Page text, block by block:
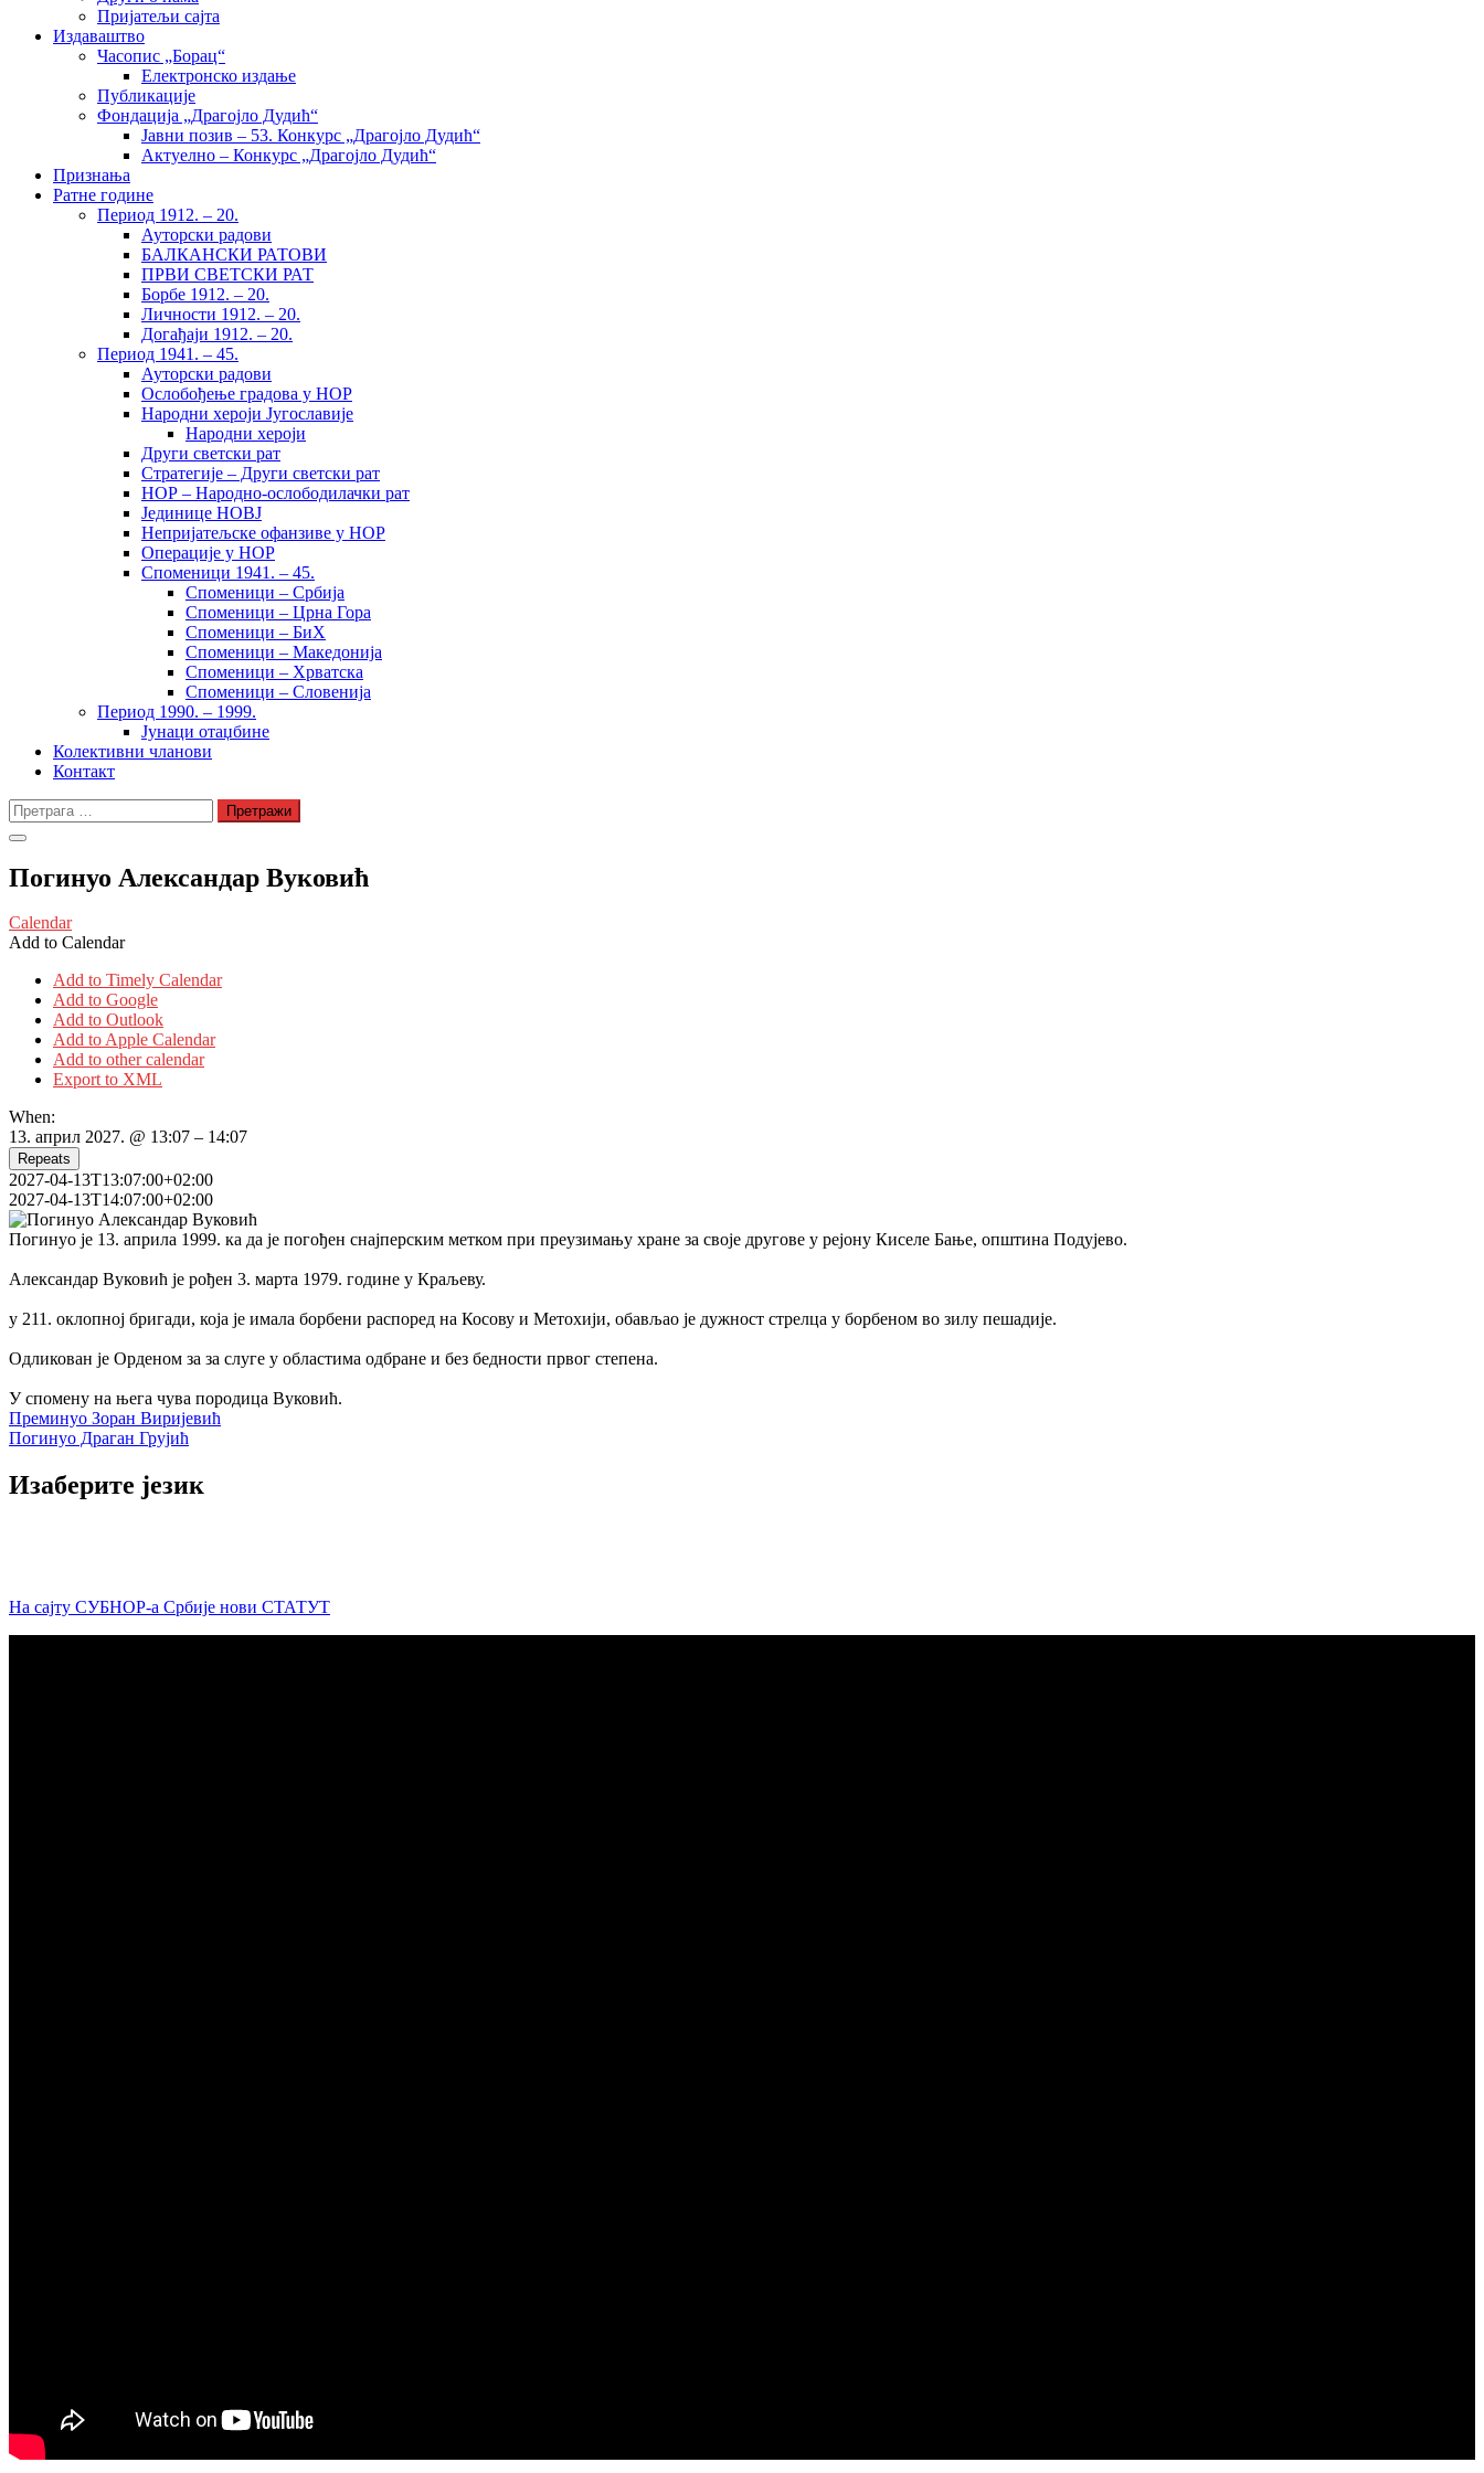
Пријатељи сајта
Издаваштво
Часопис „Борац“
Електронско издање
Публикације
Фондација „Драгојло Дудић“
Јавни позив – 53. Конкурс „Драгојло Дудић“
Актуелно – Конкурс „Драгојло Дудић“
Признања
Ратне године
Период 1912. – 20.
Ауторски радови
БАЛКАНСКИ РАТОВИ
ПРВИ СВЕТСКИ РАТ
Борбе 1912. – 20.
Личности 1912. – 20.
Догађаји 1912. – 20.
Период 1941. – 45.
Ауторски радови
Ослобођење градова у НОР
Народни хероји Југославије
Народни хероји
Други светски рат
Стратегије – Други светски рат
НОР – Народно-ослободилачки рат
Јединице НОВЈ
Непријатељске офанзиве у НОР
Операције у НОР
Споменици 1941. – 45.
Споменици – Србија
Споменици – Црна Гора
Споменици – БиХ
Споменици – Македонија
Споменици – Хрватска
Споменици – Словенија
Период 1990. – 1999.
Јунаци отаџбине
Колективни чланови
Контакт
Претрага
за:
Погинуо Александар Вуковић
Calendar
Add to Calendar
Add to Timely Calendar
Add to Google
Add to Outlook
Add to Apple Calendar
Add to other calendar
Export to XML
When:
13. април 2027. @ 13:07 – 14:07
Repeats
2027-04-13T13:07:00+02:00
2027-04-13T14:07:00+02:00
Погинуо је 13. априла 1999. ка да је погођен снајперским метком при преузимању хране за своје другове у рејону Киселе Бање, општина Подујево.
Александар Вуковић је рођен 3. марта 1979. године у Краљеву.
у 211. оклопној бригади, која је имала борбени распоред на Косову и Метохији, обављао је дужност стрелца у борбеном во зилу пешадије.
Одликован је Орденом за за слуге у областима одбране и без бедности првог степена.
У спомену на њега чува породица Вуковић.
Кретање
чланка
Преминуо Зоран Виријевић
Погинуо Драган Грујић
Изаберите језик
На сајту СУБНОР-а Србије нови СТАТУТ